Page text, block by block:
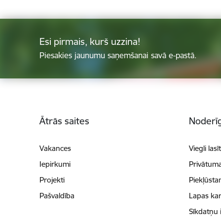
Esi pirmais, kurš uzzina!
Piesakies jaunumu saņemšanai savā e-pastā.
Ātrās saites
Vakances
Iepirkumi
Projekti
Pašvaldība
Viegli lasīt
Lapas
Sīkdatņu